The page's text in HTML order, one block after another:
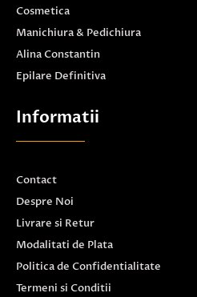
Cosmetica
Manichiura & Pedichiura
Alina Constantin
Epilare Definitiva
Informatii
Contact
Despre Noi
Livrare si Retur
Modalitati de Plata
Politica de Confidentialitate
Termeni si Conditii